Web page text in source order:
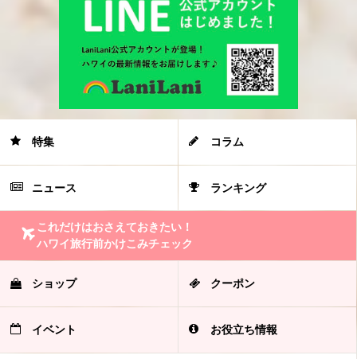
特集 コラム
ニュース ランキング
これだけはおさえておきたい！
ハワイ旅行前かけこみチェック
ショップ クーポン
イベント お役立ち情報